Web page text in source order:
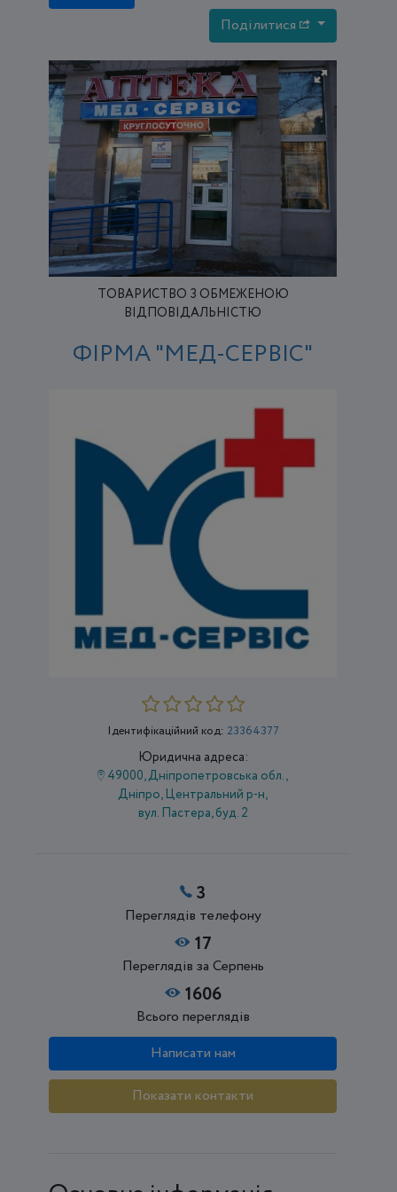
Поділитися
ТОВАРИСТВО З ОБМЕЖЕНОЮ
ВІДПОВІДАЛЬНІСТЮ
ФІРМА "МЕД-СЕРВІС"
Ідентифікаційний код: 23364377
Юридична адреса:
49000, Дніпропетровська обл.,
Дніпро, Центральний р-н,
вул. Пастера, буд. 2
3
Переглядів телефону
17
Переглядів за Серпень
1606
Всього переглядів
Написати нам
Показати контакти